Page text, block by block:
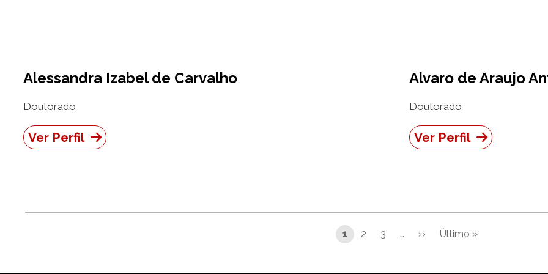
Alessandra Izabel de Carvalho
Doutorado
Ver Perfil
Alvaro de Araujo
Doutorado
Ver Perfil
1 2 3 … ››
Próxima página
Último »
Última página